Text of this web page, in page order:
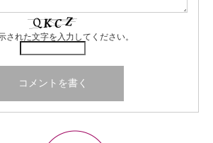
された文字を入力してください。